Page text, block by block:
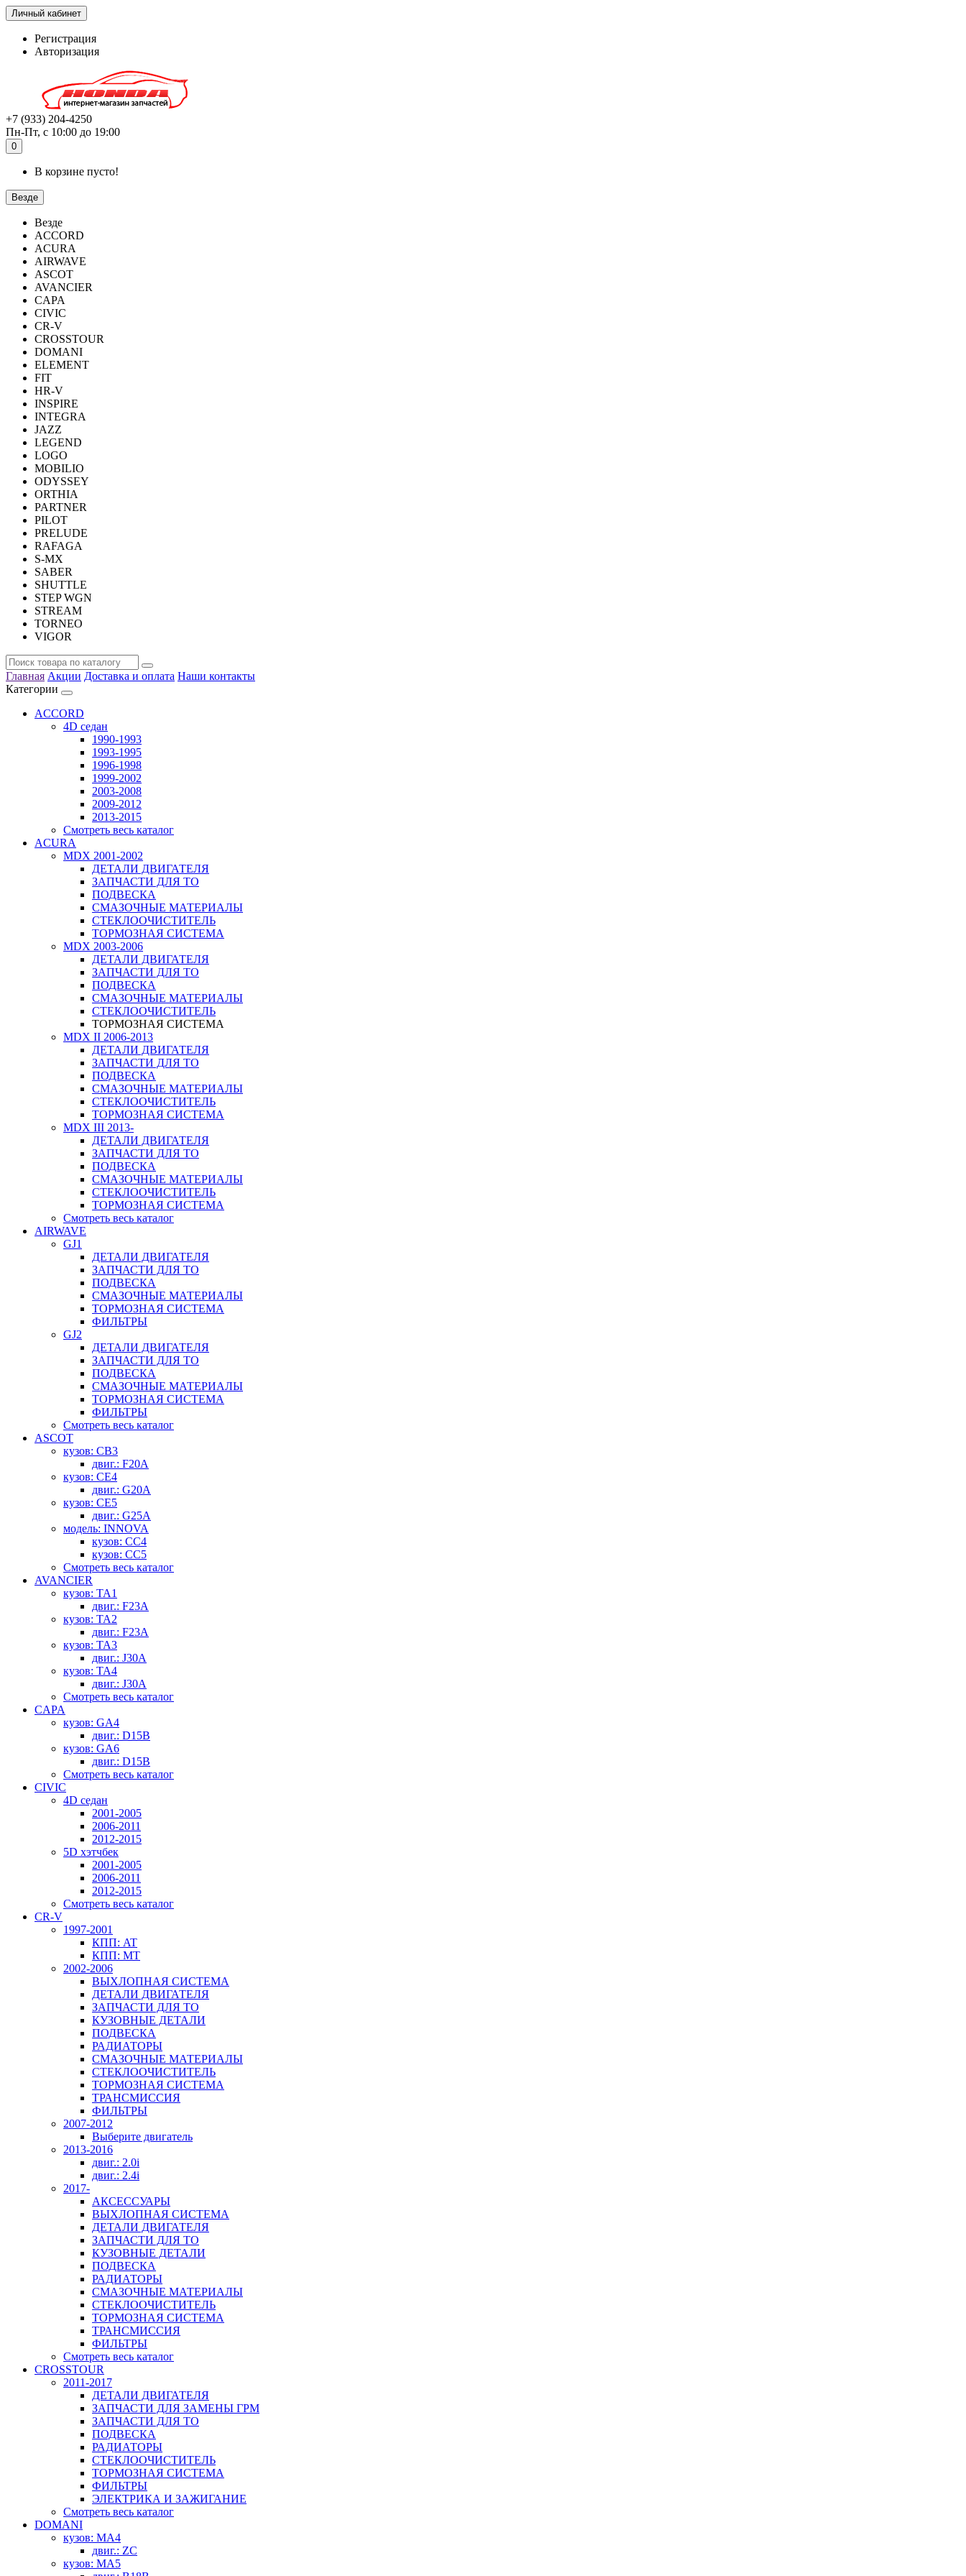
Личный кабинет
Регистрация
Авторизация
+7 (933) 204-4250
Пн-Пт, с 10:00 до 19:00
0
В корзине пусто!
Везде
Везде
ACCORD
ACURA
AIRWAVE
ASCOT
AVANCIER
CAPA
CIVIC
CR-V
CROSSTOUR
DOMANI
ELEMENT
FIT
HR-V
INSPIRE
INTEGRA
JAZZ
LEGEND
LOGO
MOBILIO
ODYSSEY
ORTHIA
PARTNER
PILOT
PRELUDE
RAFAGA
S-MX
SABER
SHUTTLE
STEP WGN
STREAM
TORNEO
VIGOR
Главная Акции Доставка и оплата Наши контакты
Категории
ACCORD
4D седан
1990-1993
1993-1995
1996-1998
1999-2002
2003-2008
2009-2012
2013-2015
Смотреть весь каталог
ACURA
MDX 2001-2002
ДЕТАЛИ ДВИГАТЕЛЯ
ЗАПЧАСТИ ДЛЯ ТО
ПОДВЕСКА
СМАЗОЧНЫЕ МАТЕРИАЛЫ
СТЕКЛООЧИСТИТЕЛЬ
ТОРМОЗНАЯ СИСТЕМА
MDX 2003-2006
ДЕТАЛИ ДВИГАТЕЛЯ
ЗАПЧАСТИ ДЛЯ ТО
ПОДВЕСКА
СМАЗОЧНЫЕ МАТЕРИАЛЫ
СТЕКЛООЧИСТИТЕЛЬ
ТОРМОЗНАЯ СИСТЕМА
MDX II 2006-2013
ДЕТАЛИ ДВИГАТЕЛЯ
ЗАПЧАСТИ ДЛЯ ТО
ПОДВЕСКА
СМАЗОЧНЫЕ МАТЕРИАЛЫ
СТЕКЛООЧИСТИТЕЛЬ
ТОРМОЗНАЯ СИСТЕМА
MDX III 2013-
ДЕТАЛИ ДВИГАТЕЛЯ
ЗАПЧАСТИ ДЛЯ ТО
ПОДВЕСКА
СМАЗОЧНЫЕ МАТЕРИАЛЫ
СТЕКЛООЧИСТИТЕЛЬ
ТОРМОЗНАЯ СИСТЕМА
Смотреть весь каталог
AIRWAVE
GJ1
ДЕТАЛИ ДВИГАТЕЛЯ
ЗАПЧАСТИ ДЛЯ ТО
ПОДВЕСКА
СМАЗОЧНЫЕ МАТЕРИАЛЫ
ТОРМОЗНАЯ СИСТЕМА
ФИЛЬТРЫ
GJ2
ДЕТАЛИ ДВИГАТЕЛЯ
ЗАПЧАСТИ ДЛЯ ТО
ПОДВЕСКА
СМАЗОЧНЫЕ МАТЕРИАЛЫ
ТОРМОЗНАЯ СИСТЕМА
ФИЛЬТРЫ
Смотреть весь каталог
ASCOT
кузов: CB3
двиг.: F20A
кузов: CE4
двиг.: G20A
кузов: CE5
двиг.: G25A
модель: INNOVA
кузов: CC4
кузов: CC5
Смотреть весь каталог
AVANCIER
кузов: TA1
двиг.: F23A
кузов: TA2
двиг.: F23A
кузов: TA3
двиг.: J30A
кузов: TA4
двиг.: J30A
Смотреть весь каталог
CAPA
кузов: GA4
двиг.: D15B
кузов: GA6
двиг.: D15B
Смотреть весь каталог
CIVIC
4D седан
2001-2005
2006-2011
2012-2015
5D хэтчбек
2001-2005
2006-2011
2012-2015
Смотреть весь каталог
CR-V
1997-2001
КПП: AT
КПП: MT
2002-2006
ВЫХЛОПНАЯ СИСТЕМА
ДЕТАЛИ ДВИГАТЕЛЯ
ЗАПЧАСТИ ДЛЯ ТО
КУЗОВНЫЕ ДЕТАЛИ
ПОДВЕСКА
РАДИАТОРЫ
СМАЗОЧНЫЕ МАТЕРИАЛЫ
СТЕКЛООЧИСТИТЕЛЬ
ТОРМОЗНАЯ СИСТЕМА
ТРАНСМИССИЯ
ФИЛЬТРЫ
2007-2012
Выберите двигатель
2013-2016
двиг.: 2.0i
двиг.: 2.4i
2017-
АКСЕССУАРЫ
ВЫХЛОПНАЯ СИСТЕМА
ДЕТАЛИ ДВИГАТЕЛЯ
ЗАПЧАСТИ ДЛЯ ТО
КУЗОВНЫЕ ДЕТАЛИ
ПОДВЕСКА
РАДИАТОРЫ
СМАЗОЧНЫЕ МАТЕРИАЛЫ
СТЕКЛООЧИСТИТЕЛЬ
ТОРМОЗНАЯ СИСТЕМА
ТРАНСМИССИЯ
ФИЛЬТРЫ
Смотреть весь каталог
CROSSTOUR
2011-2017
ДЕТАЛИ ДВИГАТЕЛЯ
ЗАПЧАСТИ ДЛЯ ЗАМЕНЫ ГРМ
ЗАПЧАСТИ ДЛЯ ТО
ПОДВЕСКА
РАДИАТОРЫ
СТЕКЛООЧИСТИТЕЛЬ
ТОРМОЗНАЯ СИСТЕМА
ФИЛЬТРЫ
ЭЛЕКТРИКА И ЗАЖИГАНИЕ
Смотреть весь каталог
DOMANI
кузов: MA4
двиг.: ZC
кузов: MA5